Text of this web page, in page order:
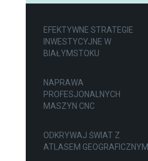
EFEKTYWNE STRATEGIE
INWESTYCYJNE W
BIAŁYMSTOKU
NAPRAWA
PROFESJONALNYCH
MASZYN CNC
ODKRYWAJ ŚWIAT Z
ATLASEM GEOGRAFICZNYM